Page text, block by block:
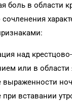
боль в области
над
или в области
выраженности
при вставании